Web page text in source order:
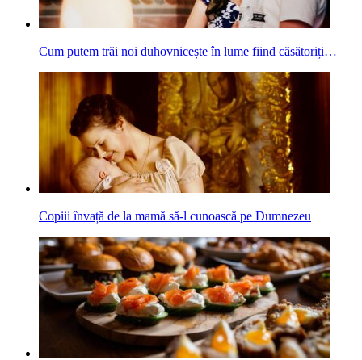
Cum putem trăi noi duhovnicește în lume fiind căsătoriți…
Copiii învață de la mamă să-l cunoască pe Dumnezeu